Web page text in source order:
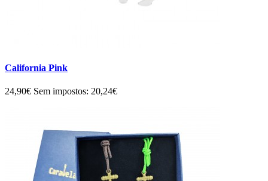
California Pink
24,90€ Sem impostos: 20,24€